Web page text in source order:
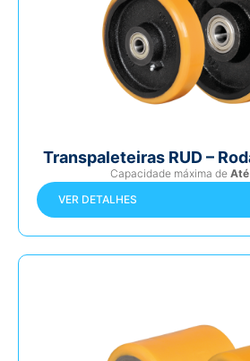
Transpaleteiras RUD –
Capacidade máxima de
VER DETALHES